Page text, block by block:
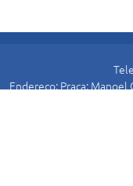
Endereço: Praça: Manoel